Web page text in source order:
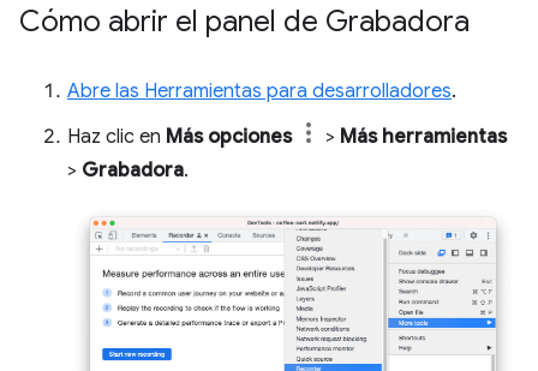
Cómo abrir el panel de Grabadora
Abre las Herramientas para desarrolladores.
Haz clic en Más opciones > Más herramientas
> Grabadora.